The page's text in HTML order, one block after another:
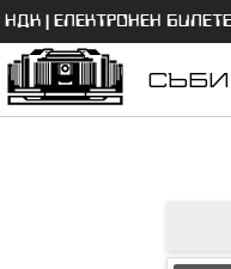
НДК | ЕЛЕКТРОНЕН